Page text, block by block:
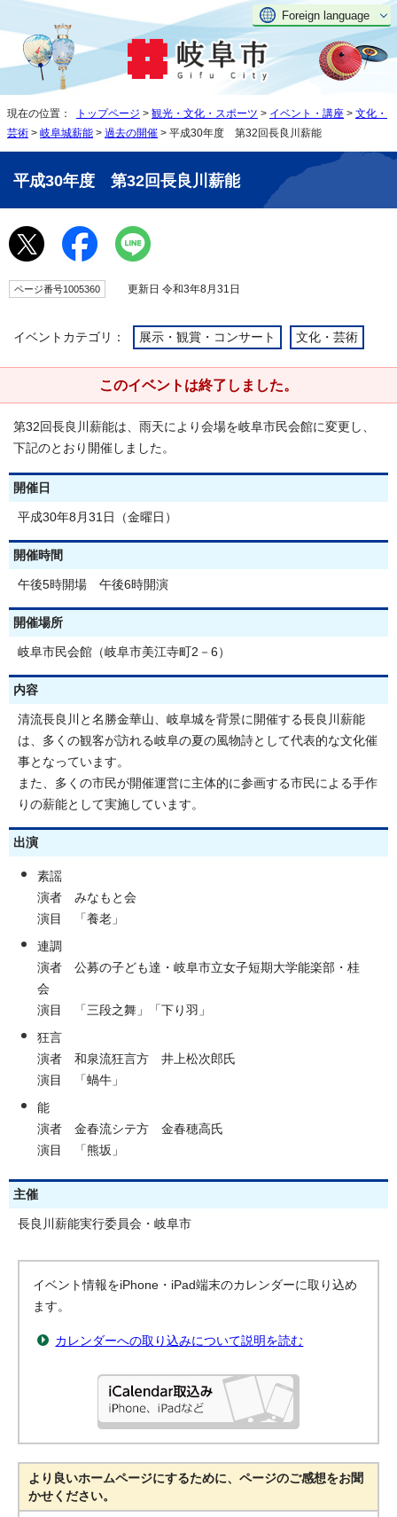
Foreign language
現在の位置： トップページ > 観光・文化・スポーツ > イベント・講座 > 文化・
芸術 > 岐阜城薪能 > 過去の開催 > 平成30年度 第32回長良川薪能
平成30年度 第32回長良川薪能
ページ番号1005360 更新日 令和3年8月31日
イベントカテゴリ： 展示・観賞・コンサート 文化・芸術
このイベントは終了しました。
第32回長良川薪能は、雨天により会場を岐阜市民会館に変更し、
下記のとおり開催しました。
開催日
平成30年8月31日（金曜日）
開催時間
午後5時開場 午後6時開演
開催場所
岐阜市民会館（岐阜市美江寺町2－6）
内容
清流長良川と名勝金華山、岐阜城を背景に開催する長良川薪能
は、多くの観客が訪れる岐阜の夏の風物詩として代表的な文化催
事となっています。
また、多くの市民が開催運営に主体的に参画する市民による手作
りの薪能として実施しています。
出演
素謡
演者 みなもと会
演目 「養老」
連調
演者 公募の子ども達・岐阜市立女子短期大学能楽部・桂
会
演目 「三段之舞」「下り羽」
狂言
演者 和泉流狂言方 井上松次郎氏
演目 「蝸牛」
能
演者 金春流シテ方 金春穂高氏
演目 「熊坂」
主催
長良川薪能実行委員会・岐阜市
イベント情報をiPhone・iPad端末のカレンダーに取り込め
ます。
カレンダーへの取り込みについて説明を読む
より良いホームページにするために、ページのご感想をお聞
かせください。